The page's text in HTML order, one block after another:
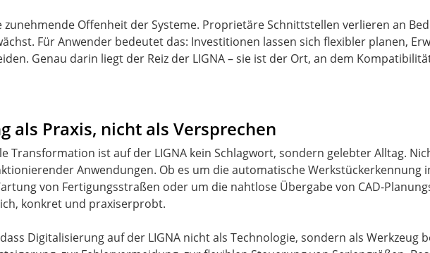
zunehmende Offenheit der Systeme. Proprietäre Schnittstellen verlieren an
Für Anwender bedeutet das: Investitionen lassen sich flexibler planen,
Genau darin liegt der Reiz der LIGNA – sie ist der Ort, an dem
als Praxis, nicht als Versprechen
Transformation ist auf der LIGNA kein Schlagwort, sondern gelebter Alltag.
Anwendungen. Ob es um die automatische
von Fertigungsstraßen oder um die nahtlose Übergabe von CAD-
konkret und praxiserprobt.
Digitalisierung auf der LIGNA nicht als Technologie, sondern als Werkzeug